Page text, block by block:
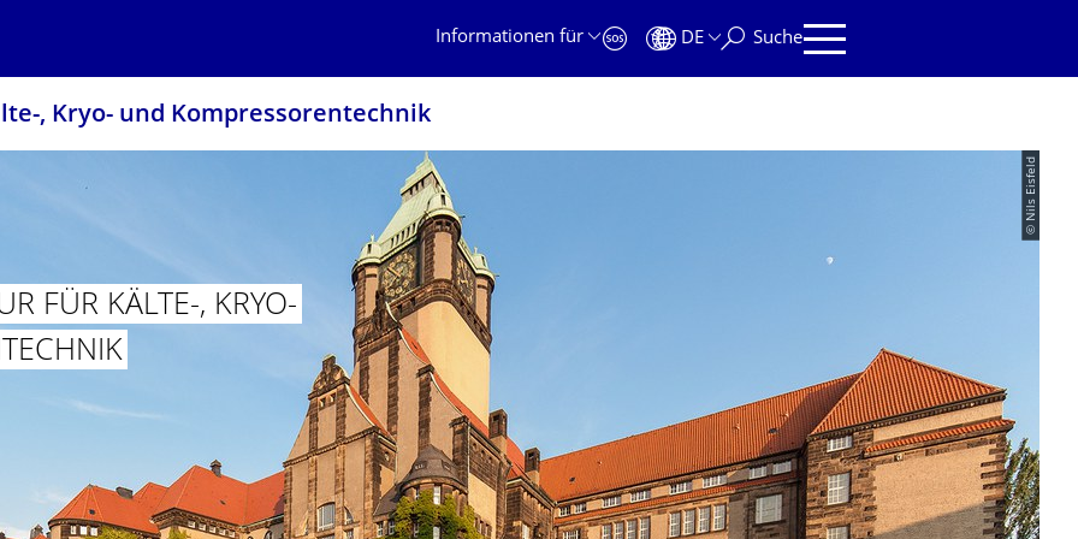
Informationen für
DE Suche
, Kryo- und Kompressorentech­nik
© Nils Eisfeld
FÜR KÄLTE-, KRYO-
FÜR KÄLTE-, KRYO- UND KOMPRESSORENTECHNIK